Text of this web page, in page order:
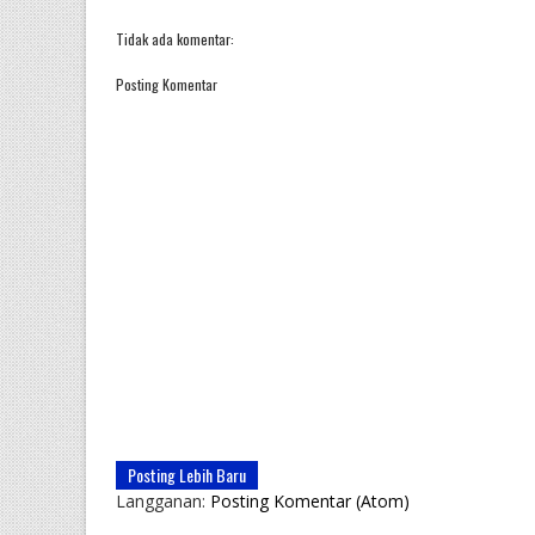
Tidak ada komentar:
Posting Komentar
Posting Lebih Baru
Langganan: Posting Komentar (Atom)